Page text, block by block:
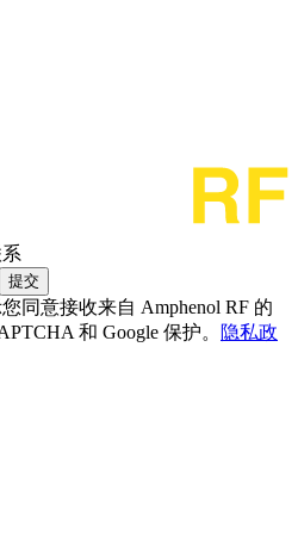
提交
同意接收来自 Amphenol RF 的
和 Google 保护。
隐私政